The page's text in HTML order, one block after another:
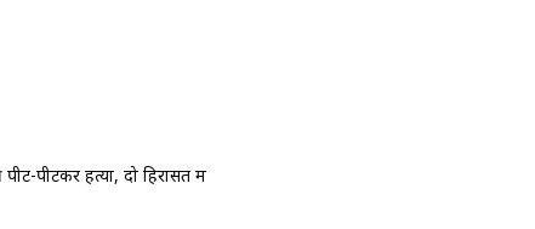
पीटकर हत्या, दो हिरासत में